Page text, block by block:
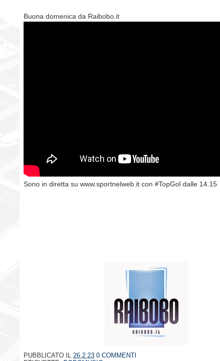
Buona domenica da Raibobo.it
Sono in diretta su www.sportnelweb.it con #TopGol dalle 14.15
PUBBLICATO IL 26.2.23 0 COMMENTI